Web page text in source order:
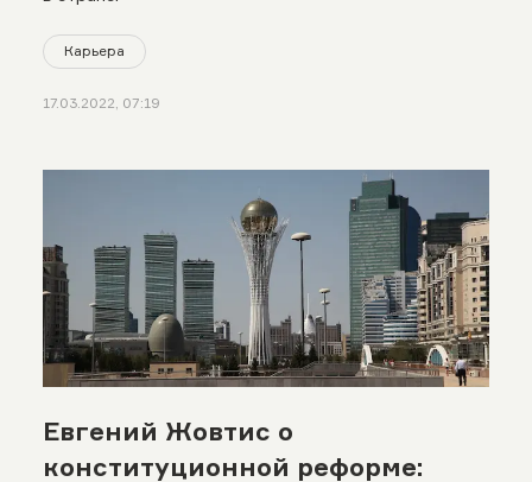
Карьера
17.03.2022, 07:19
Евгений Жовтис о
конституционной реформе: